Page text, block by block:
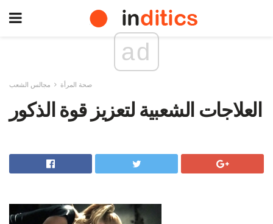
ad
صحة المرأة مجالس الشعب
العلاجات الشعبية لتعزيز قوة الذكور